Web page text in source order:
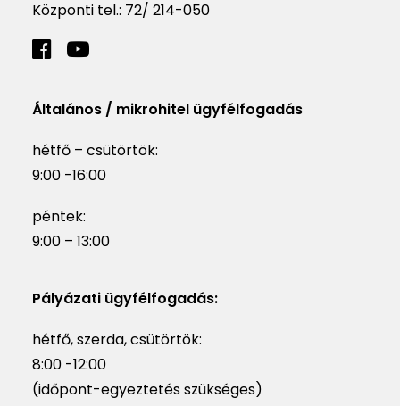
Központi tel.: 72/ 214-050
Általános / mikrohitel ügyfélfogadás
hétfő – csütörtök:
9:00 -16:00
péntek:
9:00 – 13:00
Pályázati ügyfélfogadás:
hétfő, szerda, csütörtök:
8:00 -12:00
(időpont-egyeztetés szükséges)